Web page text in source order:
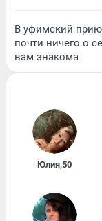
В уфимский
почти ничего о
вам знакома
Юлия,50